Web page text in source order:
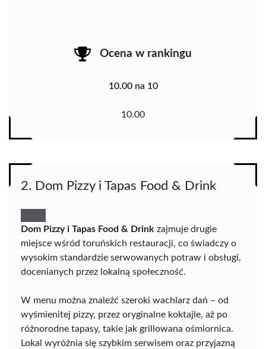
Ocena w rankingu
10.00 na 10
10.00
2. Dom Pizzy i Tapas Food & Drink
Dom Pizzy i Tapas Food & Drink zajmuje drugie
miejsce wśród toruńskich restauracji, co świadczy o
wysokim standardzie serwowanych potraw i obsługi,
docenianych przez lokalną społeczność.
W menu można znaleźć szeroki wachlarz dań – od
wyśmienitej pizzy, przez oryginalne koktajle, aż po
różnorodne tapasy, takie jak grillowana ośmiornica.
Lokal wyróżnia się szybkim serwisem oraz przyjazną